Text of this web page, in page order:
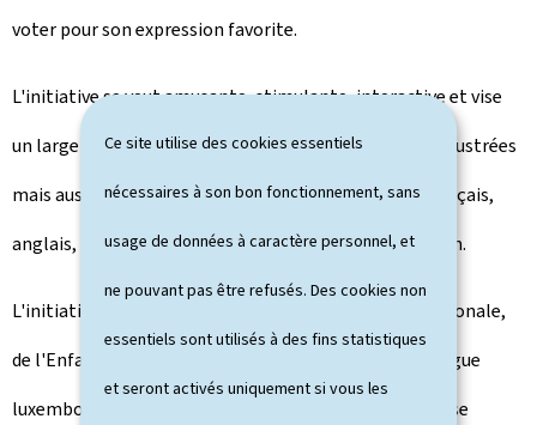
Ce site utilise des cookies essentiels
nécessaires à son bon fonctionnement, sans
usage de données à caractère personnel, et
ne pouvant pas être refusés. Des cookies non
essentiels sont utilisés à des fins statistiques
et seront activés uniquement si vous les
voter pour son expression favorite.
L'initiative se veut amusante, stimulante, interactive et vise
un large public: les expressions sont non seulement illustrées
mais aussi traduites en quatre langues (allemand, français,
anglais, portugais) afin d'en faciliter la compréhension.
L'initiative, commune au ministère de l'Éducation nationale,
de l'Enfance et de la Jeunesse et au Centre pour la langue
luxembourgeoise (
) se